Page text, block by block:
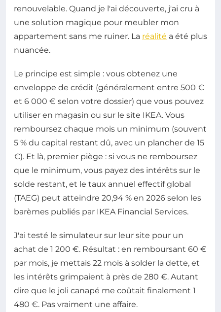
renouvelable. Quand je l'ai découverte, j'ai cru à
une solution magique pour meubler mon
appartement sans me ruiner. La réalité a été plus
nuancée.
Le principe est simple : vous obtenez une
enveloppe de crédit (généralement entre 500 €
et 6 000 € selon votre dossier) que vous pouvez
utiliser en magasin ou sur le site IKEA. Vous
remboursez chaque mois un minimum (souvent
5 % du capital restant dû, avec un plancher de 15
€). Et là, premier piège : si vous ne remboursez
que le minimum, vous payez des intérêts sur le
solde restant, et le taux annuel effectif global
(TAEG) peut atteindre 20,94 % en 2026 selon les
barèmes publiés par IKEA Financial Services.
J'ai testé le simulateur sur leur site pour un
achat de 1 200 €. Résultat : en remboursant 60 €
par mois, je mettais 22 mois à solder la dette, et
les intérêts grimpaient à près de 280 €. Autant
dire que le joli canapé me coûtait finalement 1
480 €. Pas vraiment une affaire.